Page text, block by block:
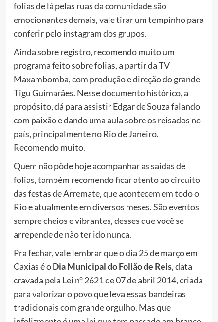
folias de lá pelas ruas da comunidade são
emocionantes demais, vale tirar um tempinho para
conferir pelo instagram dos grupos.
Ainda sobre registro, recomendo muito um
programa feito sobre folias, a partir da TV
Maxambomba, com produção e direção do grande
Tigu Guimarães. Nesse documento histórico, a
propósito, dá para assistir Edgar de Souza falando
com paixão e dando uma aula sobre os reisados no
país, principalmente no Rio de Janeiro.
Recomendo muito.
Quem não pôde hoje acompanhar as saídas de
folias, também recomendo ficar atento ao circuito
das festas de Arremate, que acontecem em todo o
Rio e atualmente em diversos meses. São eventos
sempre cheios e vibrantes, desses que você se
arrepende de não ter ido nunca.
Pra fechar, vale lembrar que o dia 25 de março em
Caxias é oDia Municipal do Folião de Reis, data
cravada pela Lei n° 2621 de 07 de abril 2014, criada
para valorizar o povo que leva essas bandeiras
tradicionais com grande orgulho. Mas que